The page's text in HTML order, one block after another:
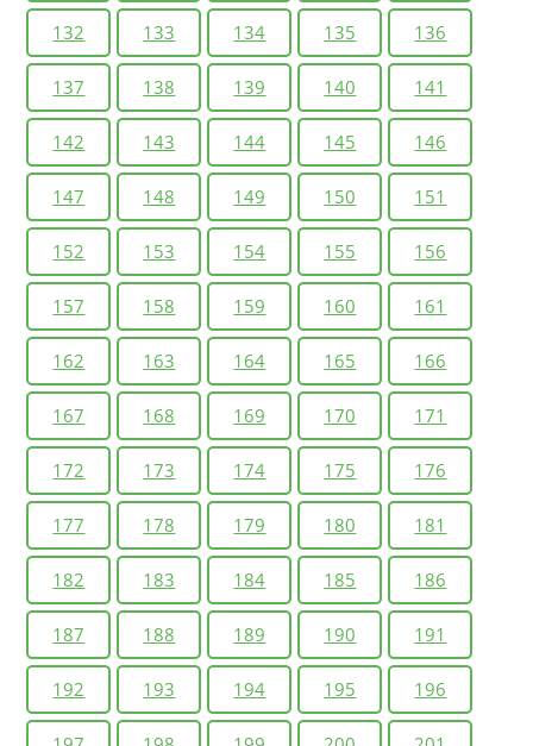
132 133 134 135 136
137 138 139 140 141
142 143 144 145 146
147 148 149 150 151
152 153 154 155 156
157 158 159 160 161
162 163 164 165 166
167 168 169 170 171
172 173 174 175 176
177 178 179 180 181
182 183 184 185 186
187 188 189 190 191
192 193 194 195 196